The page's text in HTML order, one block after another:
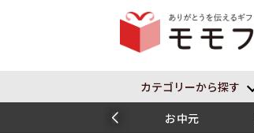
カテゴリーから探す
お中元